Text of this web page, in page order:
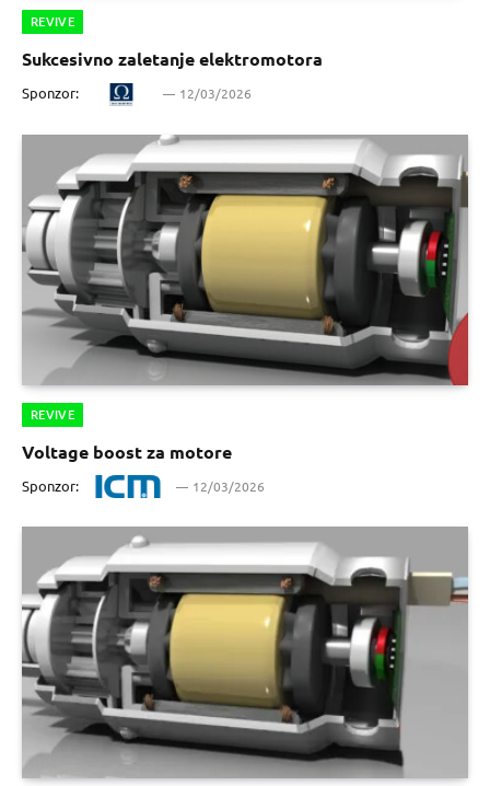
REVIVE
Sukcesivno zaletanje elektromotora
Sponzor: 12/03/2026
REVIVE
Voltage boost za motore
Sponzor: 12/03/2026